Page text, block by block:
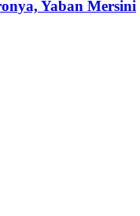
Yaban Mersini